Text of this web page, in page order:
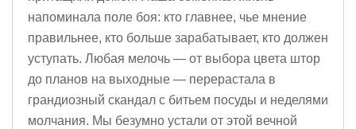
напоминала поле боя: кто главнее, чье мнение
правильнее, кто больше зарабатывает, кто должен
уступать. Любая мелочь — от выбора цвета штор
до планов на выходные — перерастала в
грандиозный скандал с битьем посуды и неделями
молчания. Мы безумно устали от этой вечной